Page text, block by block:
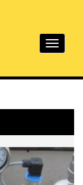
Toggle
navigation